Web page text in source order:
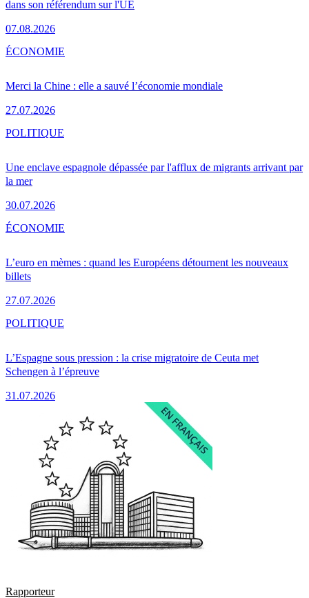
dans son référendum sur l'UE
07.08.2026
Merci la Chine : elle a sauvé l’économie mondiale
27.07.2026
ÉCONOMIE
Une enclave espagnole dépassée par l'afflux de migrants arrivant par
la mer
30.07.2026
POLITIQUE
L’euro en mèmes : quand les Européens détournent les nouveaux
billets
27.07.2026
ÉCONOMIE
L’Espagne sous pression : la crise migratoire de Ceuta met
Schengen à l’épreuve
31.07.2026
POLITIQUE
Rapporteur